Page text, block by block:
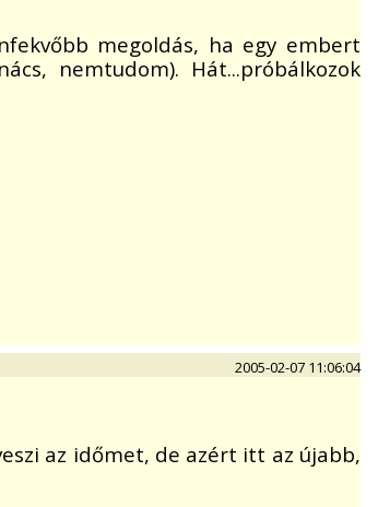
megoldás, ha egy embert
nemtudom). Hát...próbálkozok
2005-02-07 11:06:04
az időmet, de azért itt az újabb,